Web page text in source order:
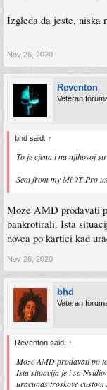
Izgleda da jeste, niska
Nov 26, 2020
Reventon
Veteran
bhd said: ↑
To je cjena i na njihovoj
Sent from my Mi 9T Pro
Moze AMD prodavati
bankrotirali. Ista
novca po kartici kad
Nov 26, 2020
bhd
Veteran
Reventon said: ↑
Moze AMD prodavati po
Ista situacija je i sa
uracunas troskove custom